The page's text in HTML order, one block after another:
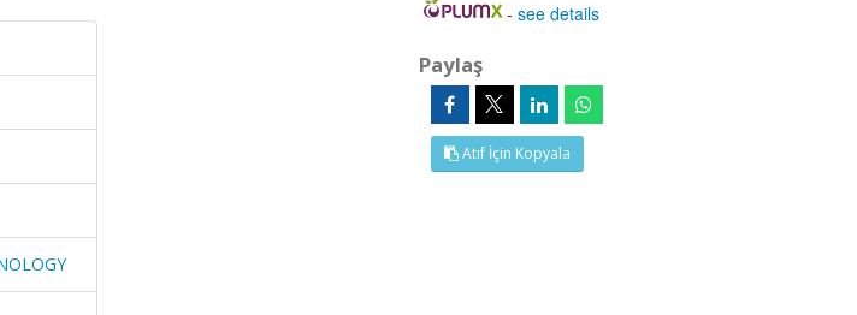
-see details
Paylaş
Atıf İçin Kopyala